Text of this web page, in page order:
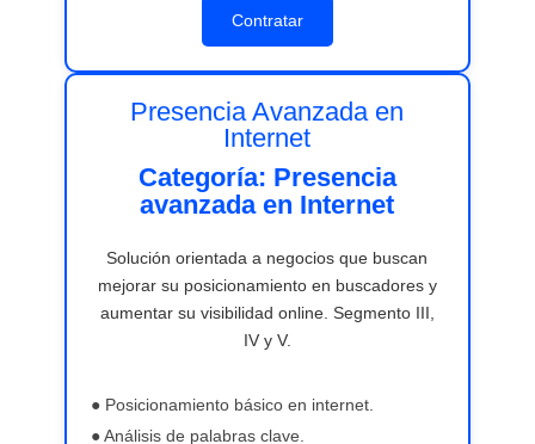
Contratar
Presencia Avanzada en
Internet
Categoría: Presencia
avanzada en Internet
Solución orientada a negocios que buscan
mejorar su posicionamiento en buscadores y
aumentar su visibilidad online. Segmento III,
IV y V.
● Posicionamiento básico en internet.
● Análisis de palabras clave.